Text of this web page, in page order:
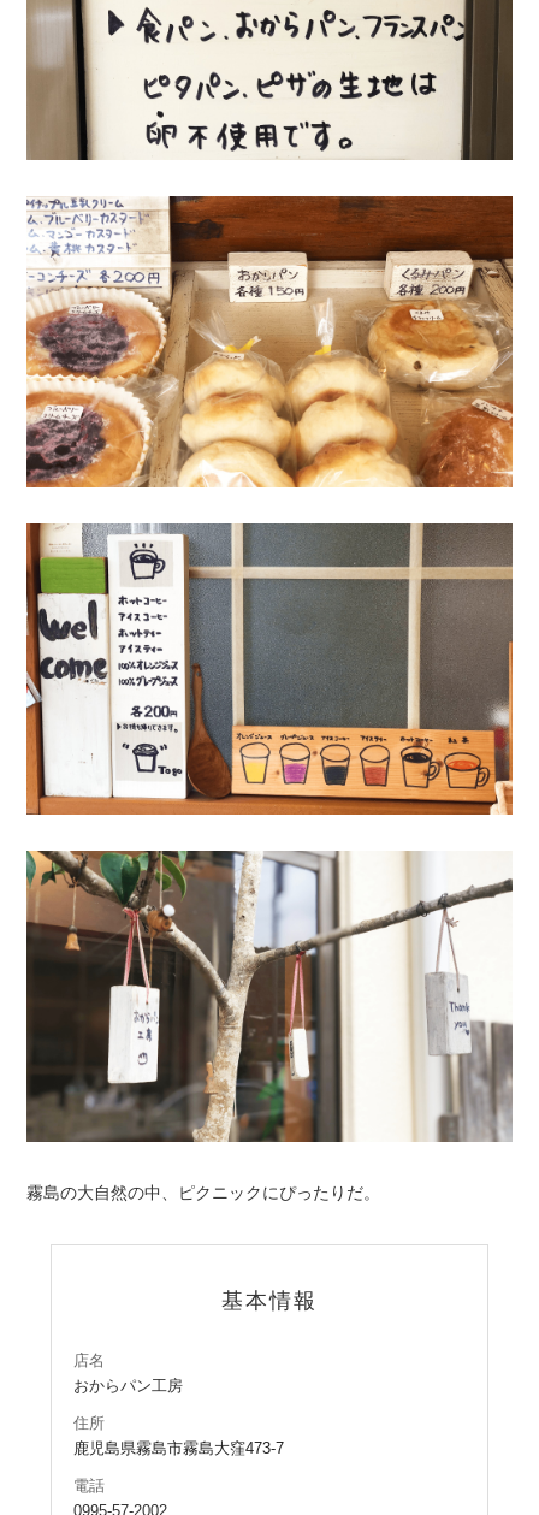
霧島の大自然の中、ピクニックにぴったりだ。
基本情報
店名
おからパン工房
住所
鹿児島県霧島市霧島大窪473-7
電話
0995-57-2002